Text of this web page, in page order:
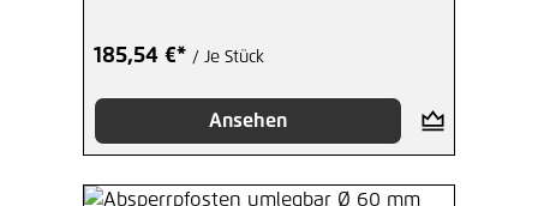
185,54 €* / Je Stück
Ansehen